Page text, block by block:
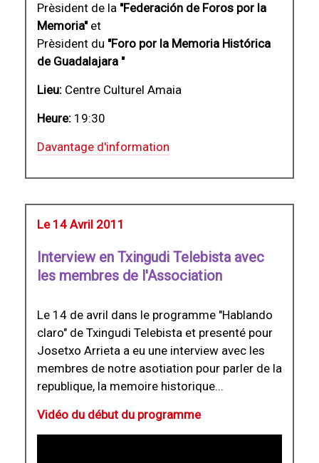
Prèsident de la "Federación de Foros por la
Memoria"et
Prèsident du "Foro por la Memoria Histórica
de Guadalajara "
Lieu: Centre Culturel Amaia
Heure: 19:30
Davantage d'information
Le 14 Avril 2011
Interview en Txingudi Telebista avec
les membres de l'Association
Le 14 de avril dans le programme "Hablando
claro" de Txingudi Telebista et presenté pour
Josetxo Arrieta a eu une interview avec les
membres de notre asotiation pour parler de la
republique, la memoire historique...
Vidéo du début du programme